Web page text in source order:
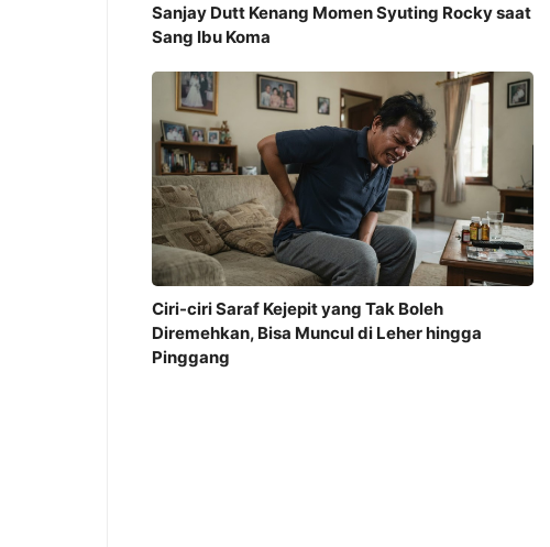
Sanjay Dutt Kenang Momen Syuting Rocky saat
Sang Ibu Koma
Ciri-ciri Saraf Kejepit yang Tak Boleh
Diremehkan, Bisa Muncul di Leher hingga
Pinggang